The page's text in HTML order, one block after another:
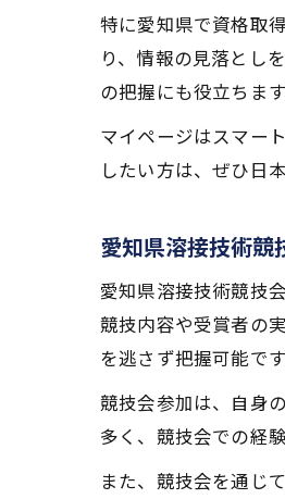
特に愛知県で資格取
り、情報の見落とし
の把握にも役立ちます
マイページはスマー
したい方は、ぜひ日
愛知県溶接技術競
愛知県溶接技術競技
競技内容や受賞者の
を逃さず把握可能です
競技会参加は、自身
多く、競技会での経
また、競技会を通じ